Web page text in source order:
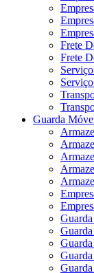
Frete
Frete
Guarda